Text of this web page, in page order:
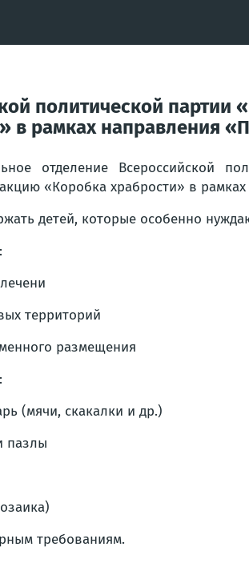
политической
в рамках направления
отделение Всероссийской
«Коробка храбрости» в
детей, которые особенно
территорий
размещения
(мячи, скакалки и др.)
пазлы
требованиям.